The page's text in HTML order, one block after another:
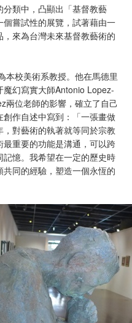
類中，凸顯出「基督教藝
嘗試性的展覽，試著藉由一
來為台灣未來基督教藝術的
本校美術系教授。他在馬德里
幻寫實大師Antonio Lopez-
位老師的影響，確立了自己
作自述中寫到：「一張畫做
對藝術的執著就等同於宗教
重要的功能是溝通，可以跨
憶。我希望在一定的歷史時
同的經驗，塑造一個永恆的